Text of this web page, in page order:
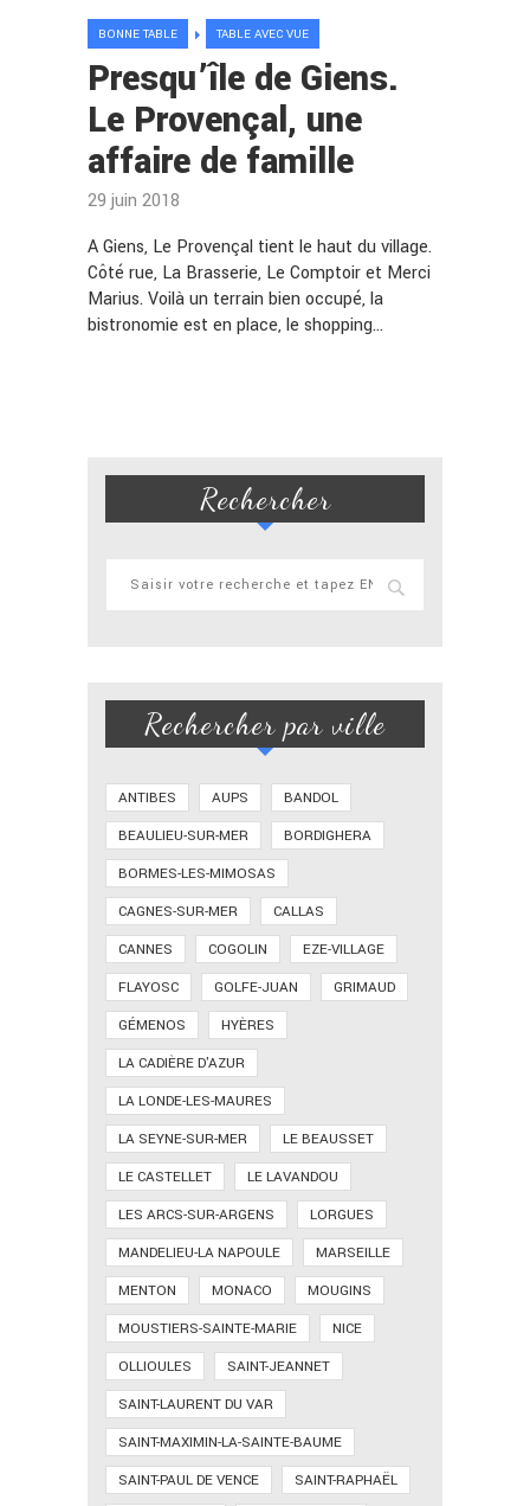
BONNE TABLE TABLE AVEC VUE
Presqu’île de Giens.
Le Provençal, une
affaire de famille
29 juin 2018
A Giens, Le Provençal tient le haut du village.
Côté rue, La Brasserie, Le Comptoir et Merci
Marius. Voilà un terrain bien occupé, la
bistronomie est en place, le shopping…
Rechercher
Rechercher par ville
ANTIBES AUPS
BANDOL
BEAULIEU-SUR-MER
BORDIGHERA
BORMES-LES-MIMOSAS
CAGNES-SUR-MER
CALLAS
CANNES
COGOLIN
EZE-VILLAGE
FLAYOSC
GOLFE-JUAN
GRIMAUD
GÉMENOS
HYÈRES
LA CADIÈRE D'AZUR
LA LONDE-LES-MAURES
LA SEYNE-SUR-MER
LE BEAUSSET
LE CASTELLET
LE LAVANDOU
LES ARCS-SUR-ARGENS
LORGUES
MANDELIEU-LA NAPOULE
MARSEILLE
MENTON
MONACO
MOUGINS
MOUSTIERS-SAINTE-MARIE
NICE
OLLIOULES
SAINT-JEANNET
SAINT-LAURENT DU VAR
SAINT-MAXIMIN-LA-SAINTE-BAUME
SAINT-PAUL DE VENCE
SAINT-RAPHAËL